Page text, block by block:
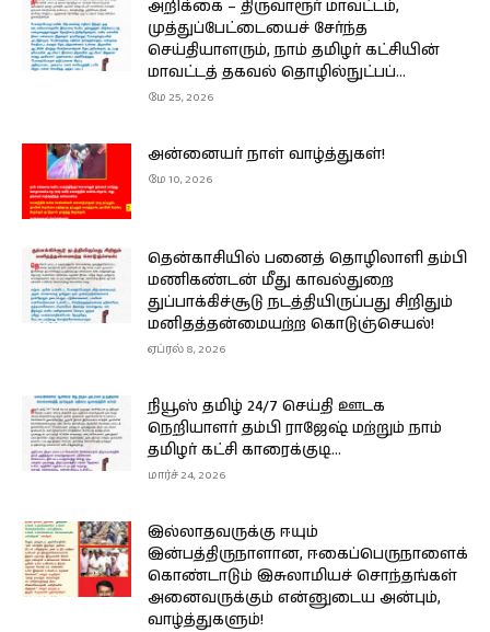
அறிக்கை – திருவாரூர் மாவட்டம்,
முத்துப்பேட்டையைச் சேர்ந்த
செய்தியாளரும், நாம் தமிழர் கட்சியின்
மாவட்டத் தகவல் தொழில்நுட்பப்...
மே 25, 2026
அன்னையர் நாள் வாழ்த்துகள்!
மே 10, 2026
தென்காசியில் பனைத் தொழிலாளி தம்பி
மணிகண்டன் மீது காவல்துறை
துப்பாக்கிச்சூடு நடத்தியிருப்பது சிறிதும்
மனிதத்தன்மையற்ற கொடுஞ்செயல்!
ஏப்ரல் 8, 2026
நியூஸ் தமிழ் 24/7 செய்தி ஊடக
நெறியாளர் தம்பி ராஜேஷ் மற்றும் நாம்
தமிழர் கட்சி காரைக்குடி...
மார்ச் 24, 2026
இல்லாதவருக்கு ஈயும்
இன்பத்திருநாளான, ஈகைப்பெருநாளைக்
கொண்டாடும் இசுலாமியச் சொந்தங்கள்
அனைவருக்கும் என்னுடைய அன்பும்,
வாழ்த்துகளும்!